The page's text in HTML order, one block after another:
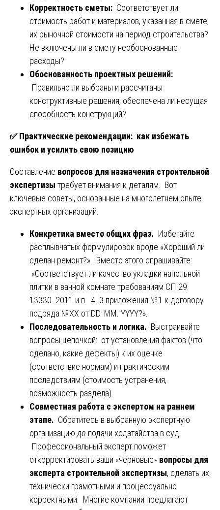
Корректность сметы: Соответствует ли
стоимость работ и материалов, указанная в смете,
их рыночной стоимости на период строительства?
Не включены ли в смету необоснованные
расходы?
Обоснованность проектных решений:
Правильно ли выбраны и рассчитаны
конструктивные решения, обеспечена ли несущая
способность конструкций?
✅Практические рекомендации: как избежать
ошибок и усилить свою позицию
Составление вопросов для назначения строительной
экспертизы требует внимания к деталям. Вот
ключевые советы, основанные на многолетнем опыте
экспертных организаций:
Конкретика вместо общих фраз. Избегайте
расплывчатых формулировок вроде «Хороший ли
сделан ремонт?». Вместо этого спрашивайте:
«Соответствует ли качество укладки напольной
плитки в ванной комнате требованиям СП 29.
13330. 2011 и п. 4. 3 приложения №1 к договору
подряда №ХХ от DD. MM. YYYY?».
Последовательность и логика. Выстраивайте
вопросы цепочкой: от установления фактов (что
сделано, какие дефекты) к их оценке
(соответствие нормам) и практическим
последствиям (стоимость устранения,
возможность раздела).
Совместная работа с экспертом на раннем
этапе. Обратитесь в выбранную экспертную
организацию до подачи ходатайства в суд.
Профессиональный эксперт поможет
откорректировать ваши «черновые» вопросы для
эксперта строительной экспертизы, сделать их
технически грамотными и процессуально
корректными. Многие компании предлагают